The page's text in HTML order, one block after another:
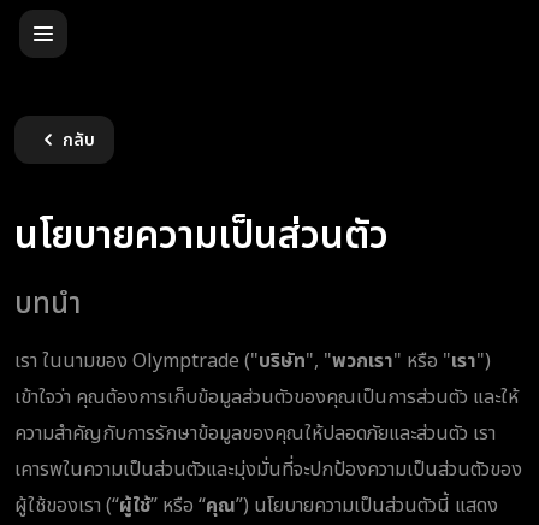
กลับ
นโยบายความเป็นส่วนตัว
บทนำ
เรา ในนามของ Olymptrade ("บริษัท", "พวกเรา" หรือ "เรา")
เข้าใจว่า คุณต้องการเก็บข้อมูลส่วนตัวของคุณเป็นการส่วนตัว และให้
ความสำคัญกับการรักษาข้อมูลของคุณให้ปลอดภัยและส่วนตัว เรา
เคารพในความเป็นส่วนตัวและมุ่งมั่นที่จะปกป้องความเป็นส่วนตัวของ
ผู้ใช้ของเรา (“ผู้ใช้” หรือ “คุณ”) นโยบายความเป็นส่วนตัวนี้ แสดง